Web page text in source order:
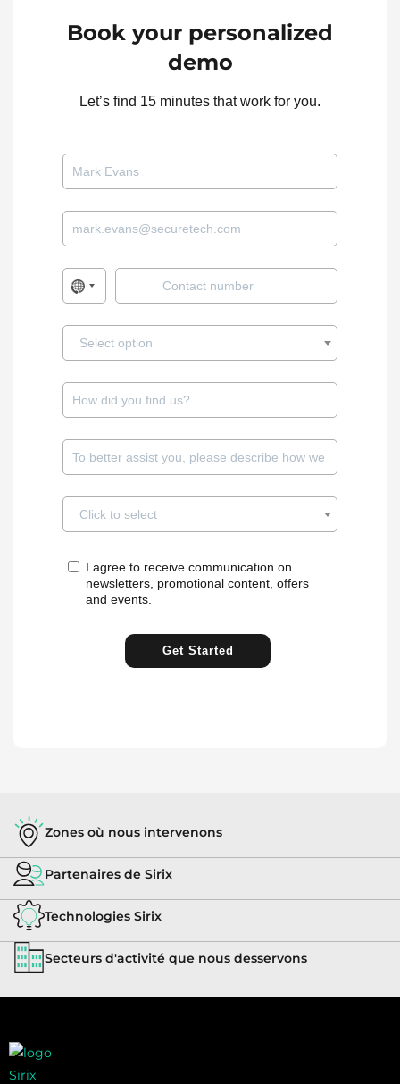
Book your personalized
demo
Let’s find 15 minutes that work for you.
Select option
Click to select
I agree to receive communication on
newsletters, promotional content, offers
and events.
Get Started
Zones où nous intervenons
Partenaires de Sirix
Technologies Sirix
Secteurs d'activité que nous desservons